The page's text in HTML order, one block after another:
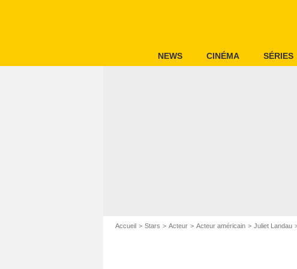
NEWS CINÉMA SÉRIES
Accueil Stars Acteur Acteur américain Juliet Landau